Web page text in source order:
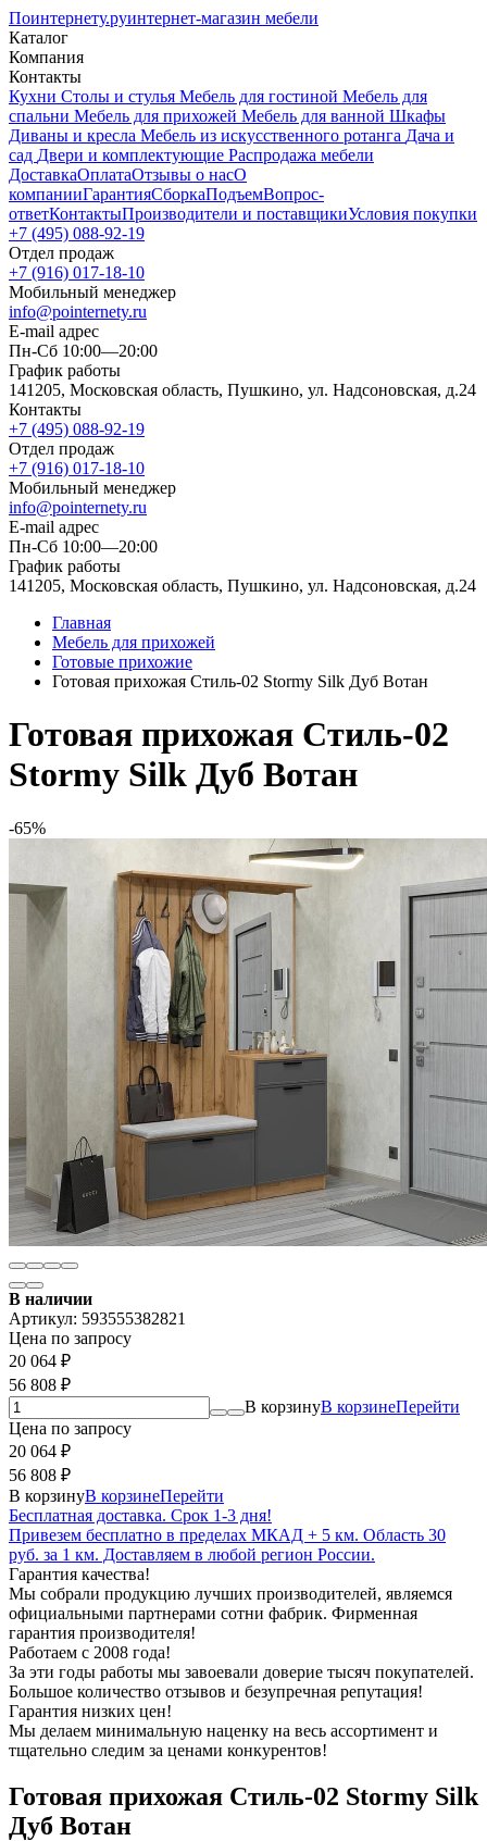
Поинтернету.руинтернет-магазин мебели
Каталог
Компания
Контакты
Кухни Столы и стулья Мебель для гостиной Мебель для
спальни Мебель для прихожей Мебель для ванной Шкафы
Диваны и кресла Мебель из искусственного ротанга Дача и
сад Двери и комплектующие Распродажа мебели
ДоставкаОплатаОтзывы о насО
компанииГарантияСборкаПодъемВопрос-
ответКонтактыПроизводители и поставщикиУсловия покупки
+7 (495) 088-92-19
Отдел продаж
+7 (916) 017-18-10
Мобильный менеджер
info@pointernety.ru
E-mail адрес
Пн-Сб 10:00—20:00
График работы
141205, Московская область, Пушкино, ул. Надсоновская, д.24
Контакты
+7 (495) 088-92-19
Отдел продаж
+7 (916) 017-18-10
Мобильный менеджер
info@pointernety.ru
E-mail адрес
Пн-Сб 10:00—20:00
График работы
141205, Московская область, Пушкино, ул. Надсоновская, д.24
Главная
Мебель для прихожей
Готовые прихожие
Готовая прихожая Стиль-02 Stormy Silk Дуб Вотан
Готовая прихожая Стиль-02
Stormy Silk Дуб Вотан
-65%
В наличии
Артикул: 593555382821
Цена по запросу
20 064 ₽
56 808 ₽
В корзинуВ корзинеПерейти
Цена по запросу
20 064 ₽
56 808 ₽
В корзинуВ корзинеПерейти
Бесплатная доставка. Срок 1-3 дня!
Привезем бесплатно в пределах МКАД + 5 км. Область 30
руб. за 1 км. Доставляем в любой регион России.
Гарантия качества!
Мы собрали продукцию лучших производителей, являемся
официальными партнерами сотни фабрик. Фирменная
гарантия производителя!
Работаем с 2008 года!
За эти годы работы мы завоевали доверие тысяч покупателей.
Большое количество отзывов и безупречная репутация!
Гарантия низких цен!
Мы делаем минимальную наценку на весь ассортимент и
тщательно следим за ценами конкурентов!
Готовая прихожая Стиль-02 Stormy Silk
Дуб Вотан